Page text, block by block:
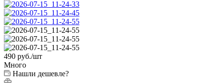
490 руб./шт
Много
Нашли дешевле?